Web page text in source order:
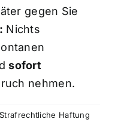
gegen Sie
Nichts
sofort
nehmen.
Strafrechtliche Haftung